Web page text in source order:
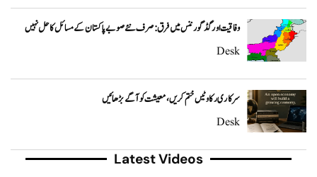
وفاقیت اور گڈ گورننس میں فرق: صرف نئے صوبے پاکستان کے مسائل کا حل نہیں
Desk
سرکاری رکاوٹیں ختم کریں، معیشت کو آگے بڑھائیں
Desk
Latest Videos